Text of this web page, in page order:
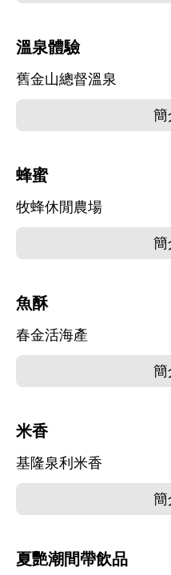
溫泉體驗
舊金山總督溫泉
簡
蜂蜜
牧蜂休閒農場
簡
魚酥
春金活海產
簡
米香
基隆泉利米香
簡
夏艷潮間帶飲品